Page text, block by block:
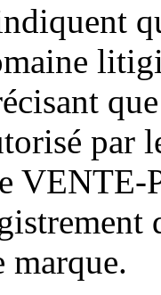
par
VENTE-
marque.